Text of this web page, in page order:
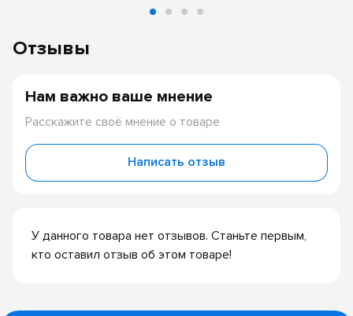
Отзывы
У данного товара нет отзывов. Станьте первым,
кто оставил отзыв об этом товаре!
Нам важно ваше мнение
Расскажите своё мнение о товаре
Написать отзыв